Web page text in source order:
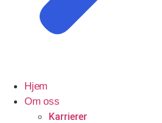
Hjem
Om oss
Karrierer
Advokater